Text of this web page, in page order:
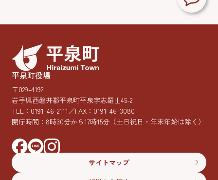
平泉町役場
〒029-4192
岩手県西磐井郡平泉町平泉字志羅山45-2
TEL： 0191-46-2111／FAX：0191-46-3080
開庁時間：8時30分から17時15分 （土日祝日・年末年始は除く）
サイトマップ